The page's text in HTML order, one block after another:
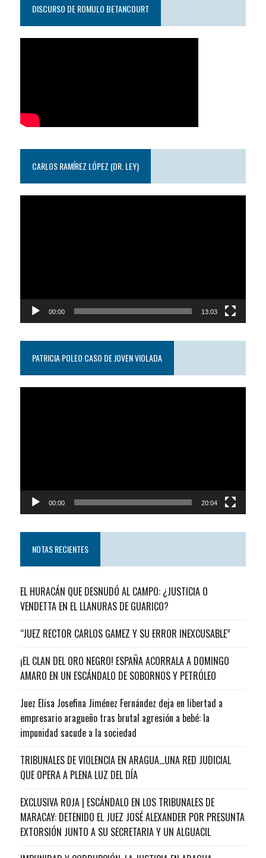
DISCURSO DE ROMULO BETANCOURT
CARLOS RAMÍREZ LÓPEZ (DR. LEY)
00:00 13:03
PATRICIA POLEO CASO DE JOVEN VIOLADA
00:00 20:04
NOTAS RECIENTES
EL HURACÁN QUE DESNUDÓ AL CAMPO: ¿JUSTICIA O
VENDETTA EN EL LLANURAS DE GUARICO?
“JUEZ RECTOR CARLOS GAMEZ Y SU ERROR INEXCUSABLE”
¡EL CLAN DEL ORO NEGRO! ESPAÑA ACORRALA A DOMINGO
AMARO EN UN ESCÁNDALO DE SOBORNOS Y PETRÓLEO
Juez Elisa Josefina Jiménez Fernández deja en libertad a
empresario aragueño tras brutal agresión a bebé: la
impunidad sacude a la sociedad
TRIBUNALES DE VIOLENCIA EN ARAGUA…UNA RED JUDICIAL
QUE OPERA A PLENA LUZ DEL DÍA
EXCLUSIVA ROJA | ESCÁNDALO EN LOS TRIBUNALES DE
MARACAY: DETENIDO EL JUEZ JOSÉ ALEXANDER POR PRESUNTA
EXTORSIÓN JUNTO A SU SECRETARIA Y UN ALGUACIL